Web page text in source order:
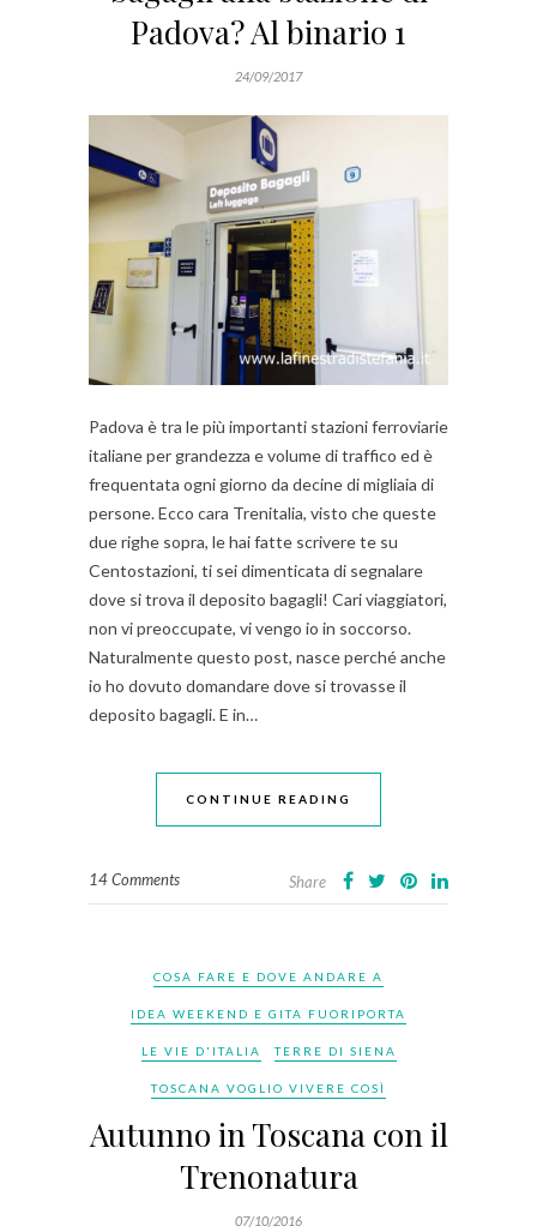
Padova? Al binario 1
24/09/2017
Padova è tra le più importanti stazioni ferroviarie
italiane per grandezza e volume di traffico ed è
frequentata ogni giorno da decine di migliaia di
persone. Ecco cara Trenitalia, visto che queste
due righe sopra, le hai fatte scrivere te su
Centostazioni, ti sei dimenticata di segnalare
dove si trova il deposito bagagli! Cari viaggiatori,
non vi preoccupate, vi vengo io in soccorso.
Naturalmente questo post, nasce perché anche
io ho dovuto domandare dove si trovasse il
deposito bagagli. E in…
CONTINUE READING
14 Comments Share
COSA FARE E DOVE ANDARE A
IDEA WEEKEND E GITA FUORIPORTA
LE VIE D'ITALIA TERRE DI SIENA
TOSCANA VOGLIO VIVERE COSÌ
Autunno in Toscana con il
Trenonatura
07/10/2016